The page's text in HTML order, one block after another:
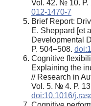
Vol. 42. № 10. P.
012-1470-7
Brief Report:
E. Sheppard [et
Developmental
P. 504–508.
Cognitive
Explaining the
// Research in
Vol. 5. № 4. P.
doi:10.1016/